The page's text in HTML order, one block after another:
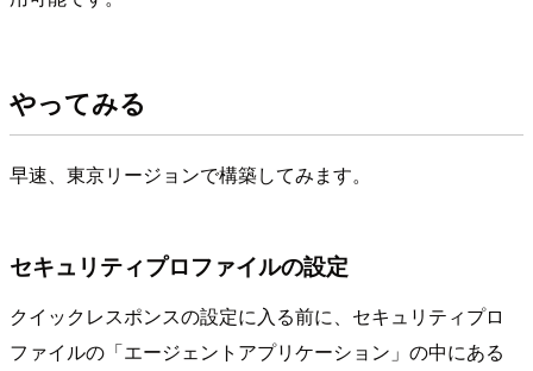
やってみる
早速、東京リージョンで構築してみます。
セキュリティプロファイルの設定
クイックレスポンスの設定に入る前に、セキュリティプロ
ファイルの「エージェントアプリケーション」の中にある